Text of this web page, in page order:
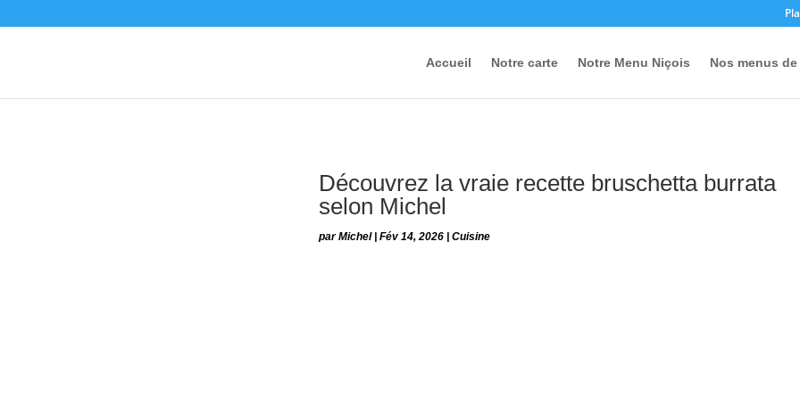
Accueil Notre carte Notre Menu Niçois Nos menus
Découvrez la vraie recette bruschetta burrata
selon Michel
parMichel|Fév 14, 2026 |Cuisine